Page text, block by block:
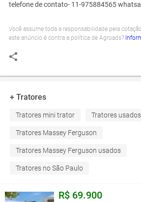
telefone de contato- 11-975884565
Você assume toda a responsabilidade pela
este anúncio é contra a política de Agroads?
+ Tratores
Tratores mini trator Tratores usados
Tratores Massey Ferguson
Tratores Massey Ferguson usados
Tratores no São Paulo
R$ 69.900